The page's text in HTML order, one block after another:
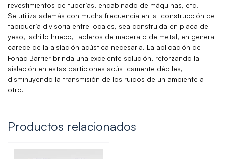
revestimientos de tuberías, encabinado de máquinas, etc.
Se utiliza además con mucha frecuencia en la construcción de
tabiquería divisoria entre locales, sea construida en placa de
yeso, ladrillo hueco, tableros de madera o de metal, en general
carece de la aislación acústica necesaria. La aplicación de
Fonac Barrier brinda una excelente solución, reforzando la
aislación en estas particiones acústicamente débiles,
disminuyendo la transmisión de los ruidos de un ambiente a
otro.
Productos relacionados